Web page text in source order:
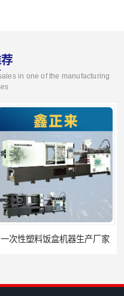
in one of the manufacturing
一次性塑料饭盒机器生产厂家